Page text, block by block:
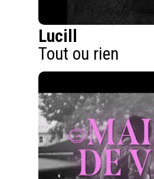
Lucill
Tout ou rien